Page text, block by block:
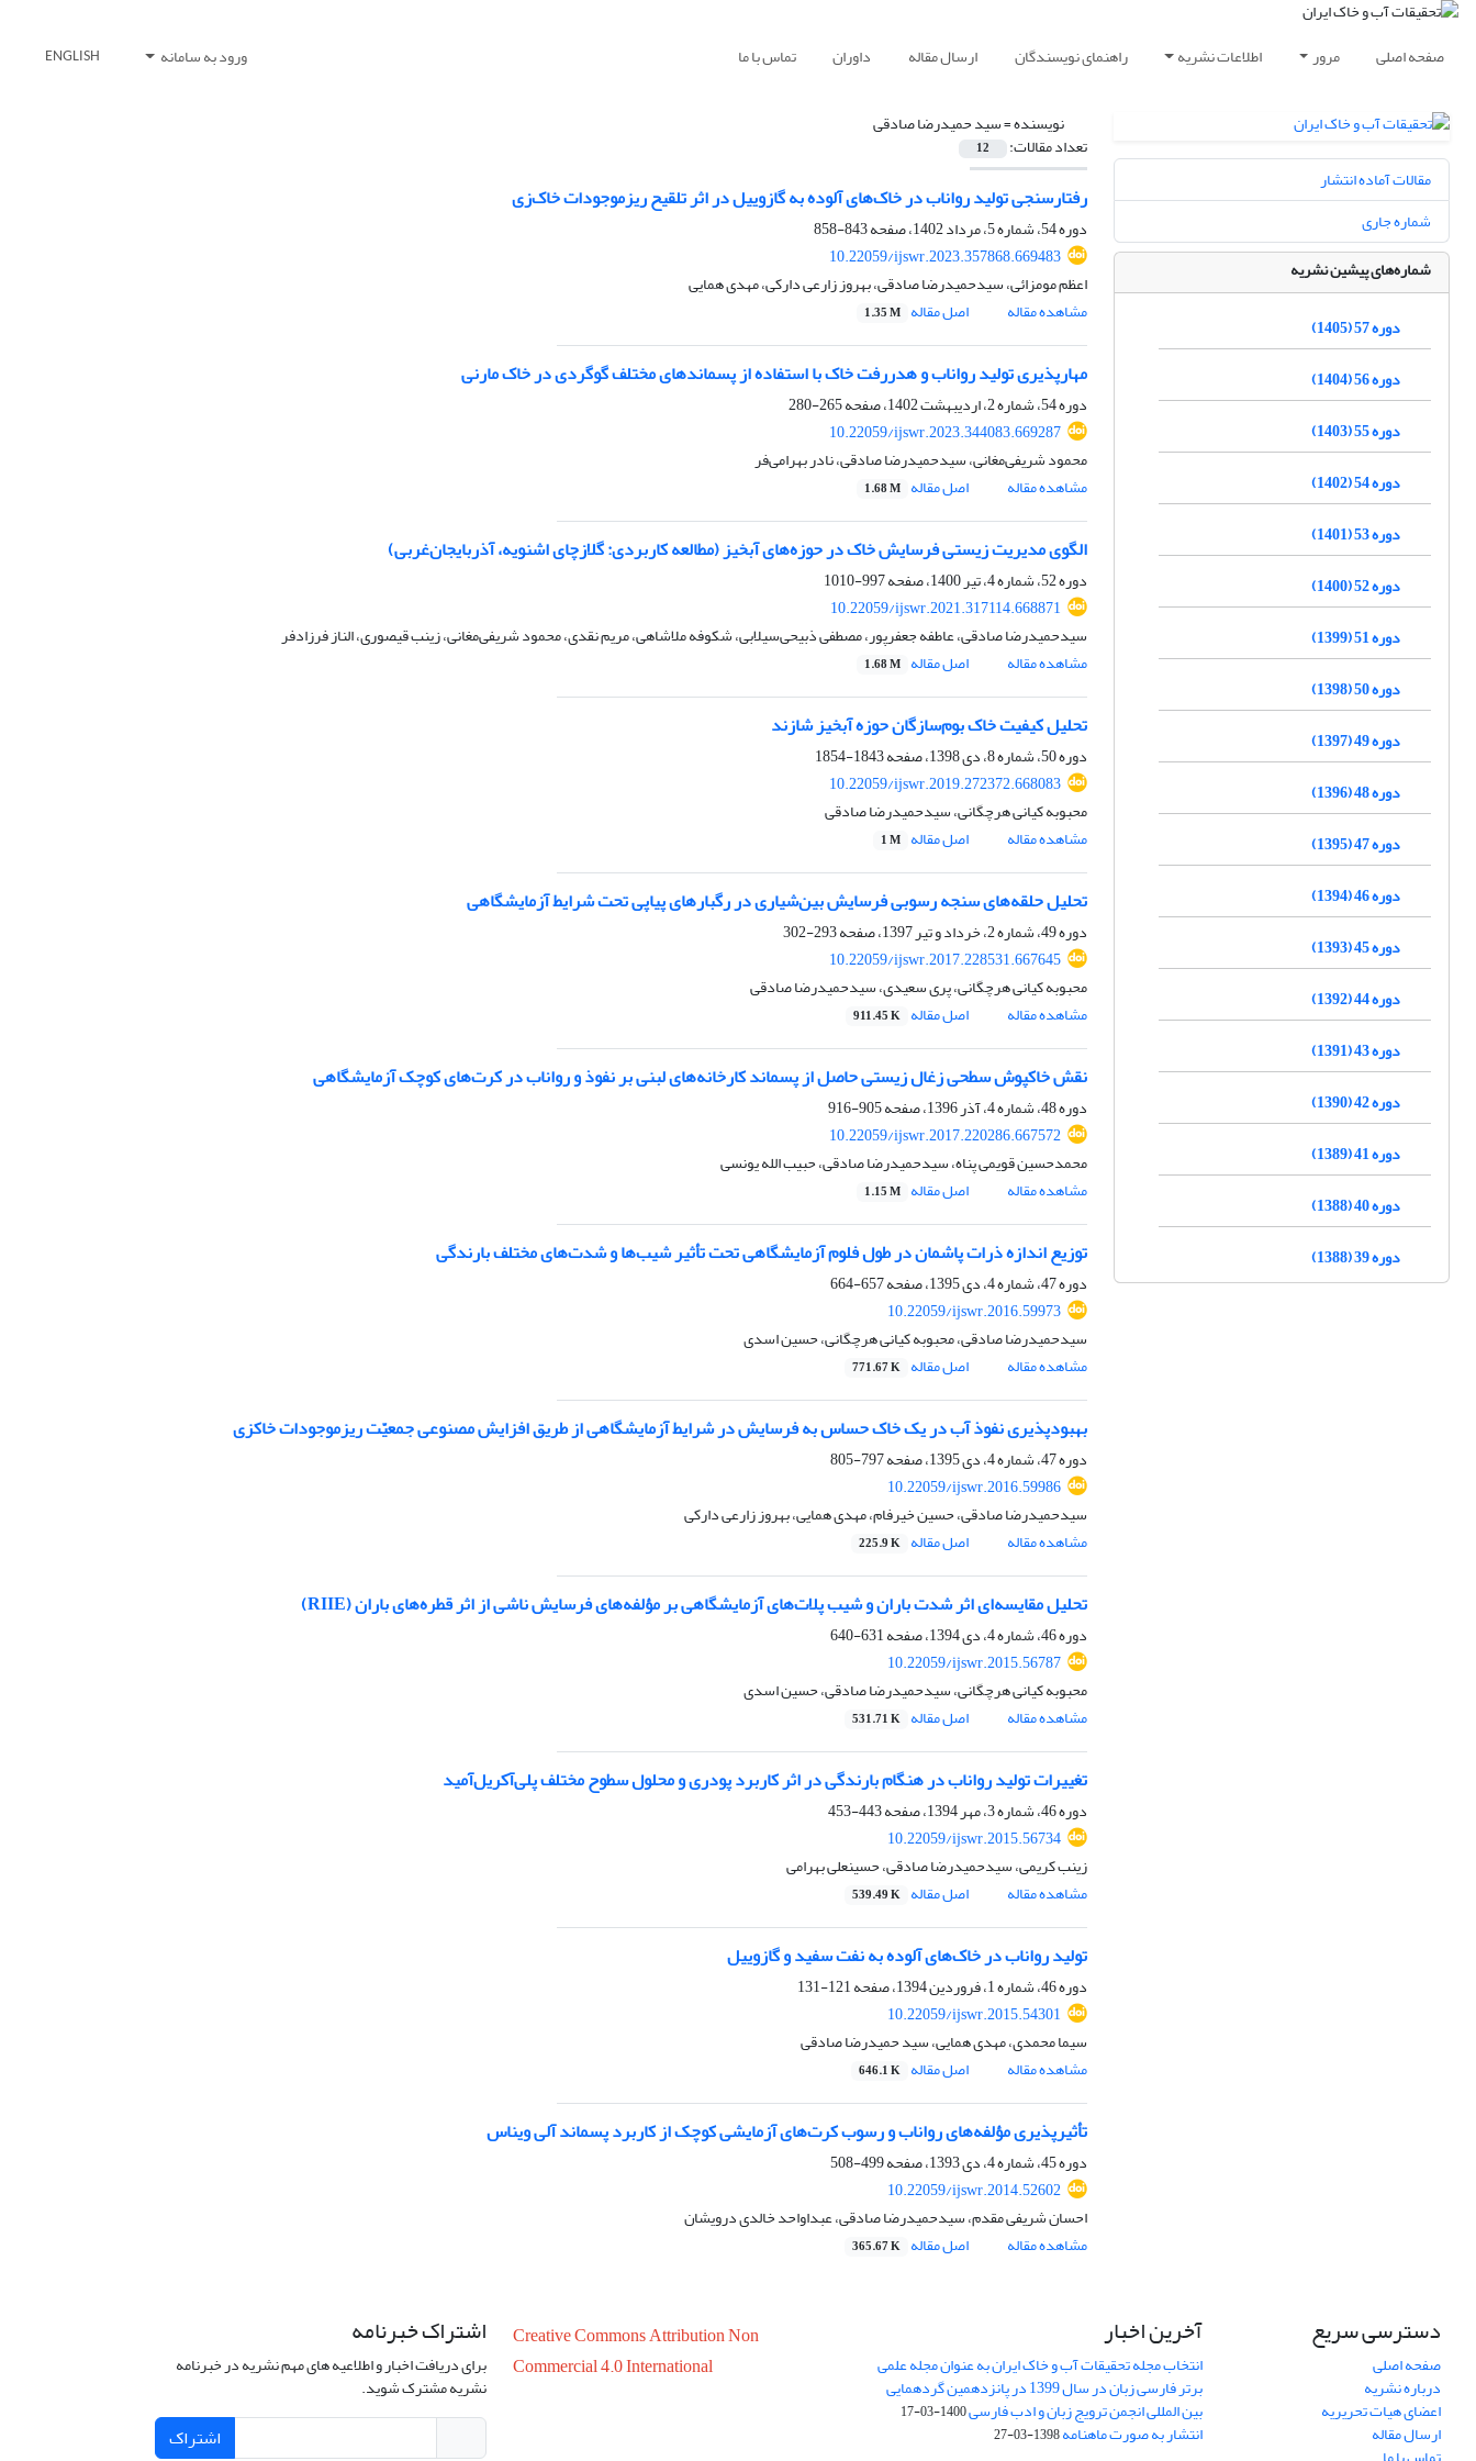
صفحه اصلی مرور اطلاعات نشریه راهنمای نویسندگان ارسال مقاله داوران تماس با ما ورود به سامانه ENGLISH
نویسنده =سید حمیدرضا صادقی
تعداد مقالات: 12
رفتارسنجی تولید رواناب در خاک‌های آلوده به گازوییل در اثر تلقیح ریزموجودات خاک‌زی
دوره 54، شماره 5، مرداد 1402، صفحه
843-858
10.22059/ijswr.2023.357868.669483
اعظم مومزائی، سیدحمیدرضا صادقی، بهروز زارعی دارکی، مهدی همایی
مشاهده مقاله
اصل مقاله 1.35 M
مهارپذیری تولید رواناب و هدررفت خاک با استفاده از پسماندهای مختلف گوگردی در خاک‌ مارنی
دوره 54، شماره 2، اردیبهشت 1402، صفحه
265-280
10.22059/ijswr.2023.344083.669287
محمود شریفی‌مغانی، سیدحمیدرضا صادقی، نادر بهرامی‌فر
مشاهده مقاله
اصل مقاله 1.68 M
الگوی مدیریت زیستی فرسایش خاک در حوزه‌های آبخیز (مطالعه کاربردی: گلازچای اشنویه، ‌آذربایجان‌غربی)
دوره 52، شماره 4، تیر 1400، صفحه
997-1010
10.22059/ijswr.2021.317114.668871
سیدحمیدرضا صادقی، عاطفه جعفرپور، مصطفی ذبیحی‌سیلابی، شکوفه ملاشاهی، مریم نقدی، محمود شریفی‌مغانی، زینب قیصوری، الناز فرزادفر
مشاهده مقاله
اصل مقاله 1.68 M
تحلیل کیفیت خاک بوم‌سازگان حوزه آبخیز شازند
دوره 50، شماره 8، دی 1398، صفحه
1843-1854
10.22059/ijswr.2019.272372.668083
محبوبه کیانی هرچگانی، سیدحمیدرضا صادقی
مشاهده مقاله
اصل مقاله 1 M
تحلیل حلقه‌های سنجه رسوبی فرسایش بین‌شیاری در رگبارهای پیاپی تحت شرایط آزمایشگاهی
دوره 49، شماره 2، خرداد و تیر 1397، صفحه
293-302
10.22059/ijswr.2017.228531.667645
محبوبه کیانی هرچگانی، پری سعیدی، سیدحمیدرضا صادقی
مشاهده مقاله
اصل مقاله 911.45 K
نقش خاکپوش سطحی زغال زیستی حاصل از پسماند کارخانه‌های لبنی بر نفوذ و رواناب در کرت‌های کوچک آزمایشگاهی
دوره 48، شماره 4، آذر 1396، صفحه
905-916
10.22059/ijswr.2017.220286.667572
محمدحسین قویمی پناه، سیدحمیدرضا صادقی، حبیب الله یونسی
مشاهده مقاله
اصل مقاله 1.15 M
توزیع اندازه ذرات پاشمان در طول فلوم آزمایشگاهی تحت تأثیر شیب‌ها و شدت‌های مختلف بارندگی
دوره 47، شماره 4، دی 1395، صفحه
657-664
10.22059/ijswr.2016.59973
سیدحمیدرضا صادقی، محبوبه کیانی هرچگانی، حسین اسدی
مشاهده مقاله
اصل مقاله 771.67 K
بهبودپذیری نفوذ آب در یک خاک حساس به فرسایش در شرایط آزمایشگاهی از طریق افزایش مصنوعی جمعیّت ریزموجودات خاکزی
دوره 47، شماره 4، دی 1395، صفحه
797-805
10.22059/ijswr.2016.59986
سیدحمیدرضا صادقی، حسین خیرفام، مهدی همایی، بهروز زارعی دارکی
مشاهده مقاله
اصل مقاله 225.9 K
تحلیل مقایسه‌ای اثر شدت باران و شیب پلات‌های آزمایشگاهی بر مؤلفه‌های فرسایش ناشی از اثر قطره‌های باران (RIIE)
دوره 46، شماره 4، دی 1394، صفحه
631-640
10.22059/ijswr.2015.56787
محبوبه کیانی هرچگانی، سیدحمیدرضا صادقی، حسین اسدی
مشاهده مقاله
اصل مقاله 531.71 K
تغییر‌ات تولید رواناب در هنگام بارندگی در اثر کاربرد پودری و محلول سطوح مختلف پلی‌آکریل‌آمید
دوره 46، شماره 3، مهر 1394، صفحه
443-453
10.22059/ijswr.2015.56734
زینب کریمی، سیدحمیدرضا صادقی، حسینعلی بهرامی
مشاهده مقاله
اصل مقاله 539.49 K
تولید رواناب در خاک‌های آلوده به نفت سفید و گازوییل
دوره 46، شماره 1، فروردین 1394، صفحه
121-131
10.22059/ijswr.2015.54301
سیما محمدی، مهدی همایی، سید حمیدرضا صادقی
مشاهده مقاله
اصل مقاله 646.1 K
تأثیرپذیری مؤلفه‌های رواناب و رسوب کرت‌های آزمایشی کوچک از کاربرد پسماند آلی ویناس
دوره 45، شماره 4، دی 1393، صفحه
499-508
10.22059/ijswr.2014.52602
احسان شریفی مقدم، سیدحمیدرضا صادقی، عبداواحد خالدی درویشان
مشاهده مقاله
اصل مقاله 365.67 K
مقالات آماده انتشار
شماره جاری
شماره‌های پیشین نشریه
دوره 57 (1405)
دوره 56 (1404)
دوره 55 (1403)
دوره 54 (1402)
دوره 53 (1401)
دوره 52 (1400)
دوره 51 (1399)
دوره 50 (1398)
دوره 49 (1397)
دوره 48 (1396)
دوره 47 (1395)
دوره 46 (1394)
دوره 45 (1393)
دوره 44 (1392)
دوره 43 (1391)
دوره 42 (1390)
دوره 41 (1389)
دوره 40 (1388)
دوره 39 (1388)
دسترسی سریع
صفحه اصلی
درباره نشریه
اعضای هیات تحریریه
ارسال مقاله
آخرین اخبار
انتخاب مجله تحقیقات آب و خاک ایران به عنوان مجله علمی
برتر فارسی زبان در سال 1399 در پانزدهمین گردهمایی
بین المللی انجمن ترویج زبان و ادب فارسی1400-03-17
انتشار به صورت ماهنامه1398-03-27
Creative Commons Attribution Non
Commercial 4.0 International
اشتراک خبرنامه
برای دریافت اخبار و اطلاعیه های مهم نشریه در خبرنامه
نشریه مشترک شوید.
اشتراک